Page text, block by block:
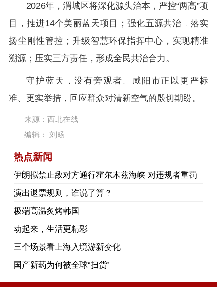
2026年，渭城区将深化源头治本，严控“两高”项
目，推进14个美丽蓝天项目；强化五源共治，落实
扬尘刚性管控；升级智慧环保指挥中心，实现精准
溯源；压实三方责任，形成全民共治合力。
守护蓝天，没有旁观者。咸阳市正以更严标
准、更实举措，回应群众对清新空气的殷切期盼。
来源：西北在线
编辑： 刘旸
热点新闻
伊朗拟禁止敌对方通行霍尔木兹海峡 对违规者重罚
演出退票规则，谁说了算？
极端高温炙烤韩国
动起来，生活更精彩
三个场景看上海入境游新变化
国产新药为何被全球“扫货”